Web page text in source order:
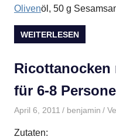
Olivenöl, 50 g
WEITERLESEN
Ricottanocken
für 6-8
April 6, 2011 benjamin
Zutaten: